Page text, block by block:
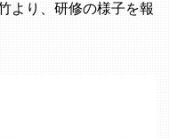
より、研修の様子を報